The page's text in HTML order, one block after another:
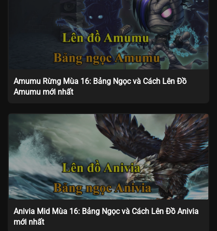
Amumu Rừng Mùa 16: Bảng Ngọc và Cách Lên Đồ
Amumu mới nhất
Anivia Mid Mùa 16: Bảng Ngọc và Cách Lên Đồ Anivia
mới nhất